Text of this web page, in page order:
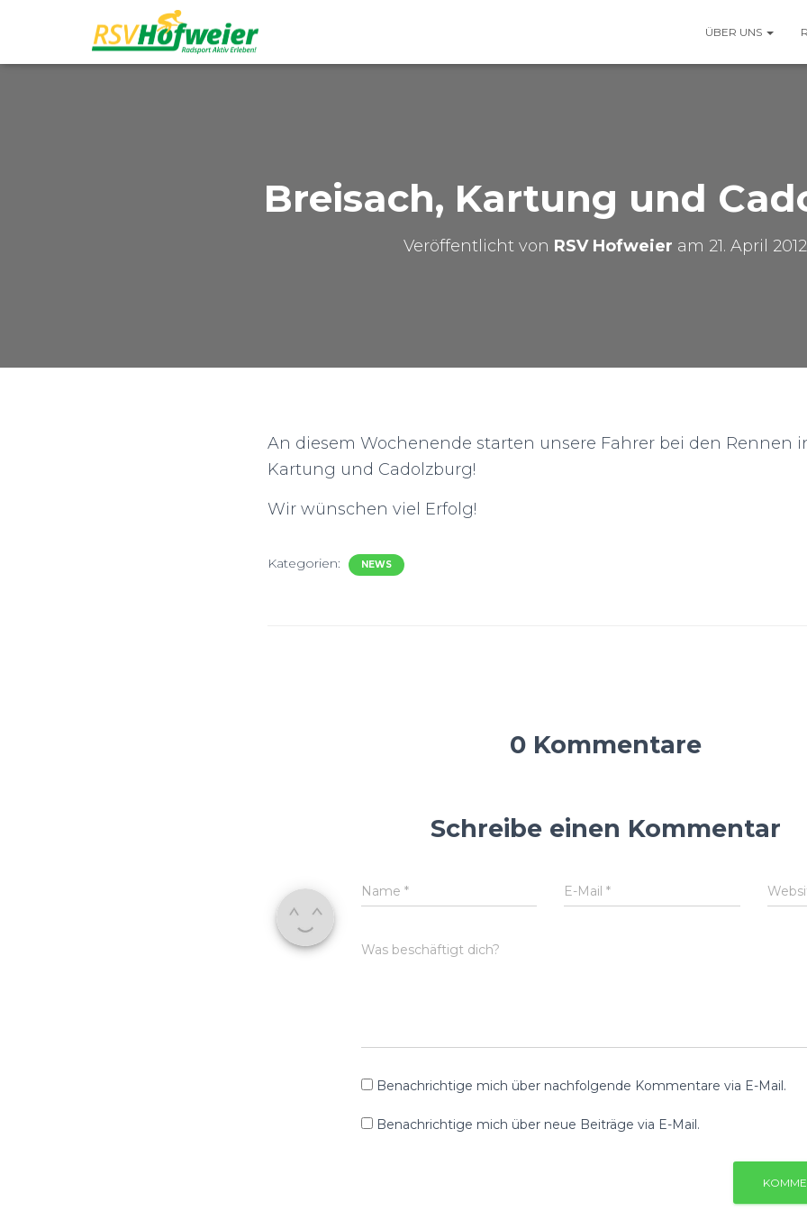
ÜBER UNS
Breisach, Kartung und
Veröffentlicht von RSV Hofweier am 21. April 2012
An diesem Wochenende starten unsere Fahrer bei den Rennen
Kartung und Cadolzburg!
Wir wünschen viel Erfolg!
Kategorien: NEWS
0 Kommentare
Schreibe einen Kommentar
Name * E-Mail*
Was beschäftigt dich?
Benachrichtige mich über nachfolgende Kommentare via E-Mail.
Benachrichtige mich über neue Beiträge via E-Mail.